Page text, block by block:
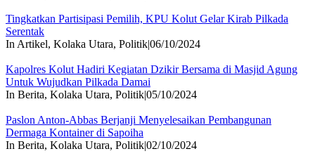
Tingkatkan Partisipasi Pemilih, KPU Kolut Gelar Kirab Pilkada
Serentak
In Artikel, Kolaka Utara, Politik|06/10/2024
Kapolres Kolut Hadiri Kegiatan Dzikir Bersama di Masjid Agung
Untuk Wujudkan Pilkada Damai
In Berita, Kolaka Utara, Politik|05/10/2024
Paslon Anton-Abbas Berjanji Menyelesaikan Pembangunan
Dermaga Kontainer di Sapoiha
In Berita, Kolaka Utara, Politik|02/10/2024